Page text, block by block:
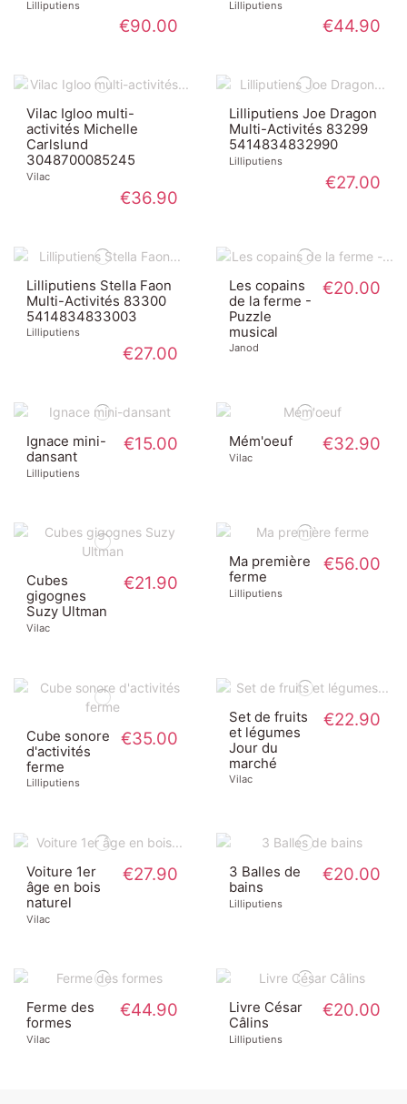
Lilliputiens
€90.00
Lilliputiens
€44.90
Vilac Igloo multi-
activités Michelle
Carlslund
3048700085245
Vilac
€36.90
Lilliputiens Joe Dragon
Multi-Activités 83299
5414834832990
Lilliputiens
€27.00
Lilliputiens Stella Faon
Multi-Activités 83300
5414834833003
Lilliputiens
€27.00
Les copains
de la ferme -
Puzzle
musical
Janod
€20.00
Ignace mini-
dansant
Lilliputiens
€15.00 Mém'oeuf
Vilac
€32.90
Cubes
gigognes
Suzy Ultman
Vilac
€21.90
Ma première
ferme
Lilliputiens
€56.00
Cube sonore
d'activités
ferme
Lilliputiens
€35.00
Set de fruits
et légumes
Jour du
marché
Vilac
€22.90
Voiture 1er
âge en bois
naturel
Vilac
€27.90
3 Balles de
bains
Lilliputiens
€20.00
Ferme des
formes
Vilac
€44.90
Livre César
Câlins
Lilliputiens
€20.00